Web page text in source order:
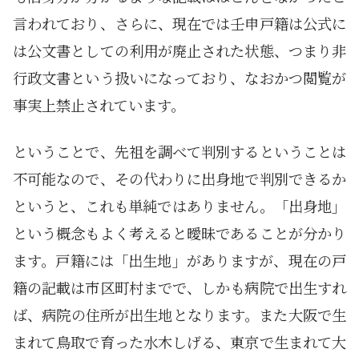
言われており、さらに、現在では壬申戸籍は公式に
は公文書としての利用が廃止された状態、つまり非
行政文書という扱いになっており、なおかつ閲覧が
事実上禁止されています。
ということで、先祖を調べて判別するということは
不可能なので、その代わりに出身地で判別できるか
というと、これも単純ではありません。「出身地」
という概念もよく考えると曖昧であることが分かり
ます。戸籍には「出生地」がありますが、現在の戸
籍の記載は市区町村までで、しかも病院で出生すれ
ば、病院の住所が出生地となります。また大阪で生
まれて鳥取で育った水木しげる、東京で生まれて大